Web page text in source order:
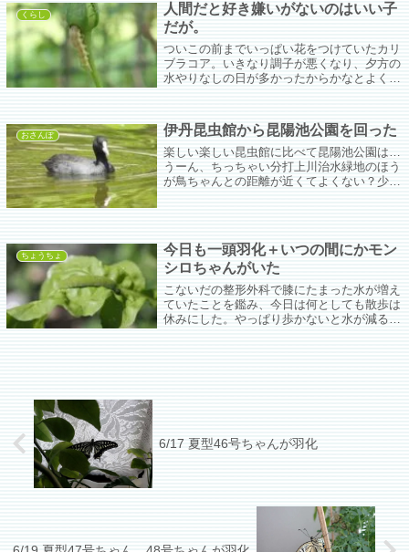
くらし
人間だと好き嫌いがないのはいい子
だが。
ついこの前までいっぱい花をつけていたカリ
ブラコア。いきなり調子が悪くなり、夕方の
水やりなしの日が多かったからかなとよくよ
ガ、第二候補がヨトウムシ。
おさんぽ 伊丹昆虫館から昆陽池公園を回った
楽しい楽しい昆虫館に比べて昆陽池公園は…
うーん、ちっちゃい分打上川治水緑地のほう
が鳥ちゃんとの距離が近くてよくない？少な
ちょうちょ
今日も一頭羽化＋いつの間にかモン
シロちゃんがいた
こないだの整形外科で膝にたまった水が増え
ていたことを鑑み、今日は何としても散歩は
休みにした。やっぱり歩かないと水が減る。
6/17 夏型46号ちゃんが羽化